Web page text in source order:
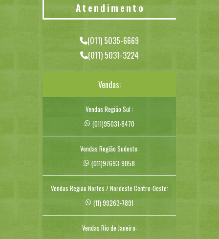
Atendimento
(011) 5035-6669
(011) 5031-3224
Vendas:
Vendas Região Sul :
(011)95031-8470
Vendas Região Sudeste:
(011)97693-9058
Vendas Região Nortes / Nordeste Centro-Oeste:
(11) 99263-7891
Vendas Rio de Janeiro: